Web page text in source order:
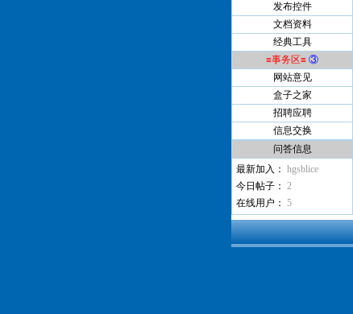
发布控件
文档资料
经典工具
≡事务区≡ ③
网站意见
盒子之家
招聘应聘
信息交换
问答信息
最新加入： hgsblice
今日帖子： 2
在线用户： 5